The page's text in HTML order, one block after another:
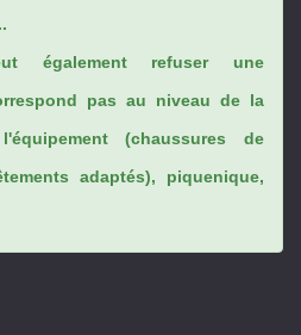
également refuser une
pas au niveau de la
(chaussures de
adaptés), piquenique,